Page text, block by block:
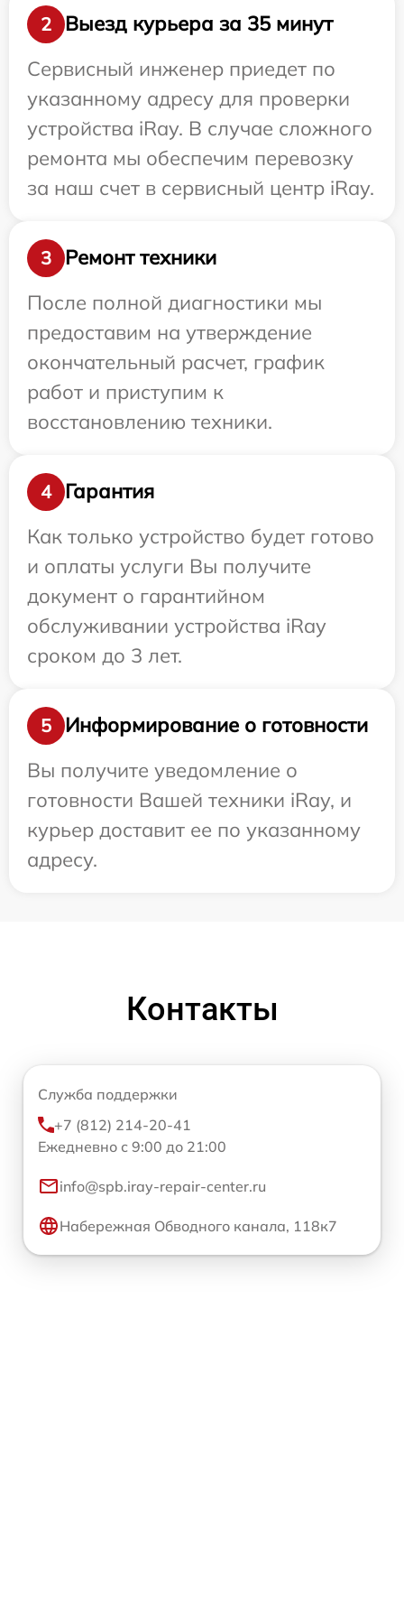
2
Выезд курьера за 35 минут
Сервисный инженер приедет по
указанному адресу для проверки
устройства iRay. В случае сложного
ремонта мы обеспечим перевозку
за наш счет в сервисный центр iRay.
3
Ремонт техники
После полной диагностики мы
предоставим на утверждение
окончательный расчет, график
работ и приступим к
восстановлению техники.
4
Гарантия
Как только устройство будет готово
и оплаты услуги Вы получите
документ о гарантийном
обслуживании устройства iRay
сроком до 3 лет.
5
Информирование о готовности
Вы получите уведомление о
готовности Вашей техники iRay, и
курьер доставит ее по указанному
адресу.
Контакты
Служба поддержки
+7 (812) 214-20-41
Ежедневно с 9:00 до 21:00
info@spb.iray-repair-center.ru
Набережная Обводного канала, 118к7